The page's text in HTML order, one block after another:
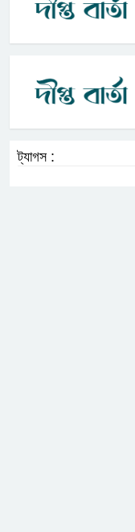
ট্যাগস :